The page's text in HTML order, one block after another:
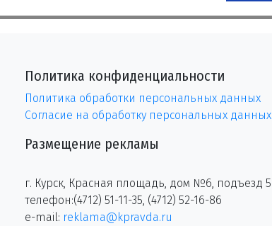
Политика конфиденциальности
Политика обработки персональных данных
Согласие на обработку персональных данных
Размещение рекламы
г. Курск, Красная площадь, дом №6, подъезд 5
телефон:(4712) 51-11-35, (4712) 52-16-86
e-mail: reklama@kpravda.ru